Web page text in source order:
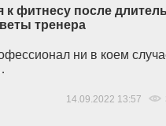
к фитнесу после
тренера
ни в коем
14.09.2022 13:57